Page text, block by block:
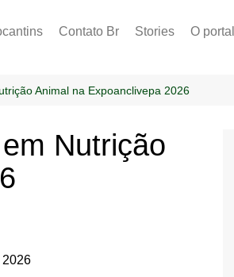
Contato Br Stories O portal
Animal na Expoanclivepa 2026
Nutrição